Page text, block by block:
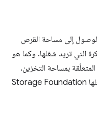
إلى مساحة القرص
التي تريد شغلها. وكما هو
بمساحة التخزين،
يمكن للمستخدمين محو المساحة التي تشغلها Storage Foundation